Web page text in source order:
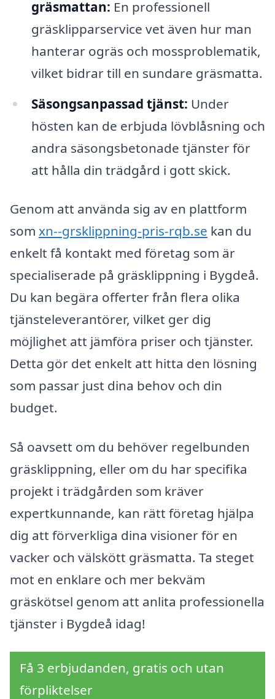
gräsmattan: En professionell
gräsklipparservice vet även hur man
hanterar ogräs och mossproblematik,
vilket bidrar till en sundare gräsmatta.
Säsongsanpassad tjänst: Under
hösten kan de erbjuda lövblåsning och
andra säsongsbetonade tjänster för
att hålla din trädgård i gott skick.
Genom att använda sig av en plattform
som xn--grsklippning-pris-rqb.se kan du
enkelt få kontakt med företag som är
specialiserade på gräsklippning i Bygdeå.
Du kan begära offerter från flera olika
tjänsteleverantörer, vilket ger dig
möjlighet att jämföra priser och tjänster.
Detta gör det enkelt att hitta den lösning
som passar just dina behov och din
budget.
Så oavsett om du behöver regelbunden
gräsklippning, eller om du har specifika
projekt i trädgården som kräver
expertkunnande, kan rätt företag hjälpa
dig att förverkliga dina visioner för en
vacker och välskött gräsmatta. Ta steget
mot en enklare och mer bekväm
gräskötsel genom att anlita professionella
tjänster i Bygdeå idag!
Få 3 erbjudanden, gratis och utan
förpliktelser